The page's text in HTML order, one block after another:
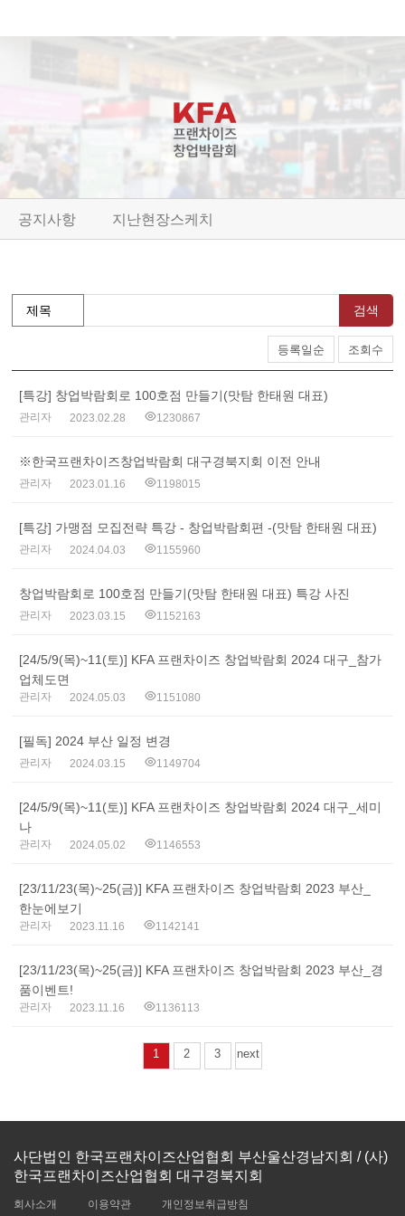
공지사항 지난현장스케치
검색
등록일순 조회수
[특강] 창업박람회로 100호점 만들기(맛탐 한태원 대표)
관리자 2023.02.28 1230867
※한국프랜차이즈창업박람회 대구경북지회 이전 안내
관리자 2023.01.16 1198015
[특강] 가맹점 모집전략 특강 - 창업박람회편 -(맛탐 한태원 대표)
관리자 2024.04.03 1155960
창업박람회로 100호점 만들기(맛탐 한태원 대표) 특강 사진
관리자 2023.03.15 1152163
[24/5/9(목)~11(토)] KFA 프랜차이즈 창업박람회 2024 대구_참가
업체도면
관리자 2024.05.03 1151080
[필독] 2024 부산 일정 변경
관리자 2024.03.15 1149704
[24/5/9(목)~11(토)] KFA 프랜차이즈 창업박람회 2024 대구_세미
나
관리자 2024.05.02 1146553
[23/11/23(목)~25(금)] KFA 프랜차이즈 창업박람회 2023 부산_
한눈에보기
관리자 2023.11.16 1142141
[23/11/23(목)~25(금)] KFA 프랜차이즈 창업박람회 2023 부산_경
품이벤트!
관리자 2023.11.16 1136113
1 2 3 next
사단법인 한국프랜차이즈산업협회 부산울산경남지회 / (사)
한국프랜차이즈산업협회 대구경북지회
회사소개 이용약관
개인정보취급방침